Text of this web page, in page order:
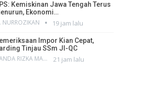
Kemiskinan Jawa Tengah Terus
Ekonomi…
NURROZIKAN 19 jam lalu
Impor Kian Cepat,
Tinjau SSm JI-QC
NANDA RIZKA MAHENDRA 21 jam lalu